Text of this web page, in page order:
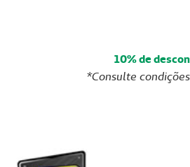
10% de
*Consulte